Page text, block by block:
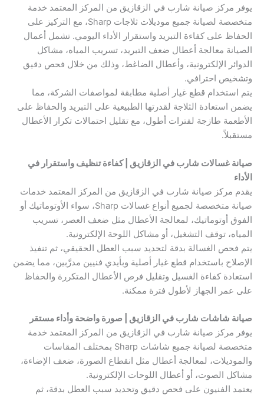
يوفر مركز صيانة شارب في الزقازيق من المركز المعتمد خدمة
متخصصة لصيانة جميع موديلات ثلاجات Sharp، مع التركيز على
الحفاظ على كفاءة التبريد واستقرار الأداء اليومي. تشمل أعمال
الصيانة معالجة أعطال ضعف التبريد، تسريب المياه، مشاكل
الدوائر الإلكترونية، وأعطال الضاغط، وذلك من خلال فحص دقيق
وتشخيص احترافي.
يتم استخدام قطع غيار أصلية مطابقة لمواصفات الشركة، مما
يضمن استعادة الثلاجة لقدرتها الطبيعية على التبريد والحفاظ على
الأطعمة طازجة لفترات أطول، مع تقليل احتمالات تكرار الأعطال
مستقبلاً.
صيانة غسالات شارب في الزقازيق | كفاءة تنظيف واستقرار في
الأداء
يقدم مركز صيانة شارب في الزقازيق من المركز المعتمد خدمات
صيانة متخصصة لجميع أنواع غسالات Sharp، سواء الأوتوماتيك أو
الفوق أوتوماتيك، لمعالجة الأعطال مثل ضعف العصر، تسريب
المياه، توقف التشغيل، أو مشاكل اللوحة الإلكترونية.
يتم فحص الغسالة بدقة لتحديد سبب العطل الحقيقي، ثم تنفيذ
الإصلاح باستخدام قطع غيار أصلية وبأيدي فنيين مدرَّبين، مما يضمن
استعادة كفاءة الغسيل وتقليل فرص الأعطال المتكررة والحفاظ
على عمر الجهاز لأطول فترة ممكنة.
صيانة شاشات شارب في الزقازيق | صورة واضحة وأداء مستقر
يوفر مركز صيانة شارب في الزقازيق من المركز المعتمد خدمة
متخصصة لصيانة جميع شاشات Sharp بمختلف المقاسات
والموديلات، لمعالجة أعطال مثل انقطاع الصورة، ضعف الإضاءة،
مشاكل الصوت، أو أعطال اللوحات الإلكترونية.
يعتمد الفنيون على فحص دقيق وتحديد سبب العطل بدقة، ثم